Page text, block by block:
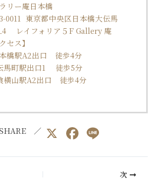
リー庵日本橋
0011 東京都中央区日本橋大伝馬
レイフォリア５F Gallery 庵
セス】
橋駅A2出口 徒歩4分
馬町駅出口1 徒歩5分
横山駅A2出口 徒歩4分
／ X F
a n
次